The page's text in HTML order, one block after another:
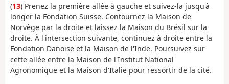
(13) Prenez la première allée à gauche et suivez-la jusqu'à
longer la Fondation Suisse. Contournez la Maison de
Norvège par la droite et laissez la Maison du Brésil sur la
droite. À l'intersection suivante, continuez à droite entre la
Fondation Danoise et la Maison de l'Inde. Poursuivez sur
cette allée entre la Maison de l'Institut National
Agronomique et la Maison d'Italie pour ressortir de la cité.